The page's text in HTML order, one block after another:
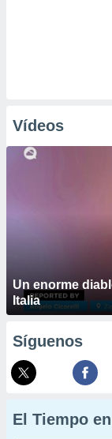
Vídeos
Un enorme
Italia
Síguenos
El Tiempo